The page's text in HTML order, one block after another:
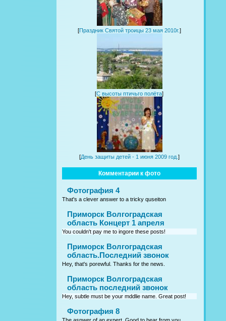
[Праздник Святой троицы 23 мая 2010г.]
[С высоты птичьго полёта]
[День защиты детей - 1 июня 2009 год. ]
Комментарии к фото
Фотография 4
That's a clever answer to a tricky quseiton
Приморск Волгоградская
область Концерт 1 апреля
You couldn't pay me to ingore these posts!
Приморск Волгоградская
область.Последний звонок
Hey, that's porewful. Thanks for the news.
Приморск Волгоградская
область последний звонок
Hey, subtle must be your mddlie name. Great post!
Фотография 8